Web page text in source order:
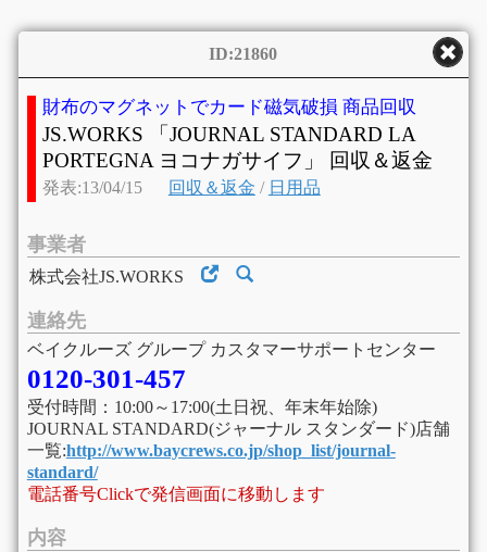
ID:21860
財布のマグネットでカード磁気破損 商品回収
JS.WORKS 「JOURNAL STANDARD LA
PORTEGNA ヨコナガサイフ」 回収＆返金
発表:13/04/15 回収＆返金 / 日用品
事業者
株式会社JS.WORKS
連絡先
ベイクルーズ グループ カスタマーサポートセンター
0120-301-457
受付時間：10:00～17:00(土日祝、年末年始除)
JOURNAL STANDARD(ジャーナル スタンダード)店舗
一覧:http://www.baycrews.co.jp/shop_list/journal-
standard/
電話番号Clickで発信画面に移動します
内容